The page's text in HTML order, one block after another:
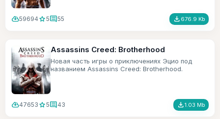
cloud_download59694 star5comment55 file_download 676.9 Kb
Assassins Creed: Brotherhood
Новая часть игры о приключениях Эцио под
названием Assassins Creed: Brotherhood.
cloud_download47653 star5comment43 file_download1.03 Mb